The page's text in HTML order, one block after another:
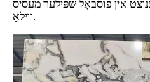
אין פוסבאָל שפּילער מעסיס
ווילאַ.